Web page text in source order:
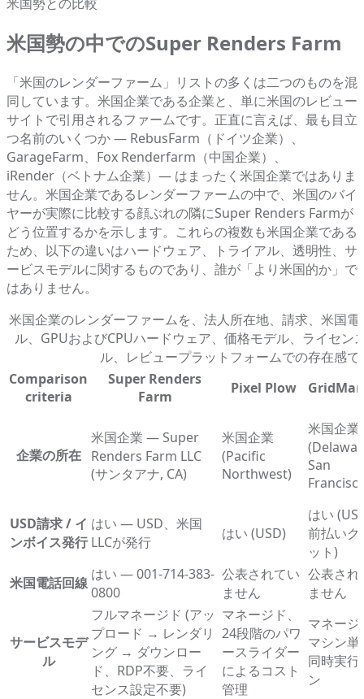
米国勢の中でのSuper Renders Farm
「米国のレンダーファーム」リストの多くは二つのものを混
同しています。米国企業である企業と、単に米国のレビュー
サイトで引用されるファームです。正直に言えば、最も目立
つ名前のいくつか — RebusFarm（ドイツ企業）、
GarageFarm、Fox Renderfarm（中国企業）、
iRender（ベトナム企業）— はまったく米国企業ではありま
せん。米国企業であるレンダーファームの中で、米国のバイ
ヤーが実際に比較する顔ぶれの隣にSuper Renders Farmが
どう位置するかを示します。これらの複数も米国企業である
ため、以下の違いはハードウェア、トライアル、透明性、サ
ービスモデルに関するものであり、誰が「より米国的か」で
はありません。
米国企業のレンダーファームを、法人所在地、請求、米国
ル、GPUおよびCPUハードウェア、価格モデル、ライセン
ル、レビュープラットフォームでの存在感で
Comparison
criteria
Super Renders
Farm
Pixel Plow
企業の所在
米国企業 — Super
Renders Farm LLC
(サンタアナ, CA)
米国企業
(Pacific
Northwest)
米国企業
San
USD請求 / イ
ンボイス発行
はい — USD、米国
LLCが発行
はい (USD)
はい
前払いク
ット)
米国電話回線 はい — 001-714-383-
0800
公表されてい
ません
公表され
ません
サービスモデ
ル
フルマネージド (アッ
プロード → レンダリ
ング → ダウンロー
ド、RDP不要、ライ
センス設定不要)
マネージド、
24段階のパワ
ースライダー
によるコスト
管理
マネージ
マシン単
同時実行
ン